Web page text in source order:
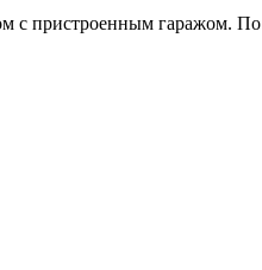
с пристроенным гаражом. По